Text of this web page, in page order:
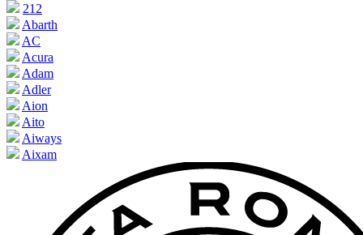
212
Abarth
AC
Acura
Adam
Adler
Aion
Aito
Aiways
Aixam